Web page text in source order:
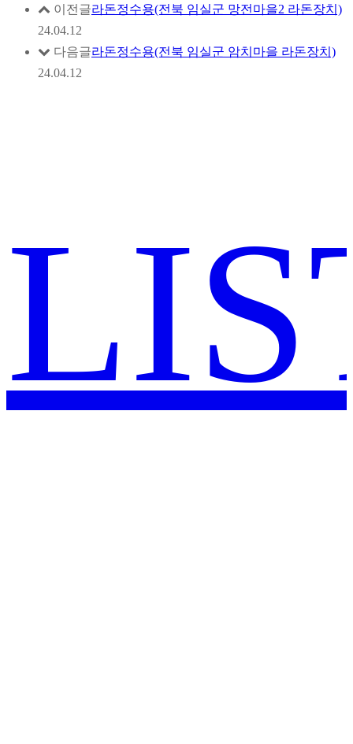
이전글라돈정수용(전북 임실군 망전마을2 라돈장치)
24.04.12
다음글라돈정수용(전북 임실군 암치마을 라돈장치)
24.04.12